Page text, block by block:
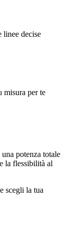
linee decise
misura per te
potenza totale
la flessibilità al
scegli la tua